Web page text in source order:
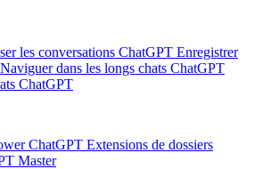
les conversations ChatGPT Enregistrer
Naviguer dans les longs chats ChatGPT
ChatGPT
ChatGPT Extensions de dossiers
Master